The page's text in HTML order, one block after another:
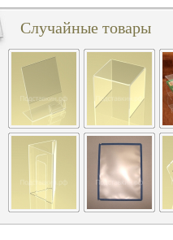
Случайные товары